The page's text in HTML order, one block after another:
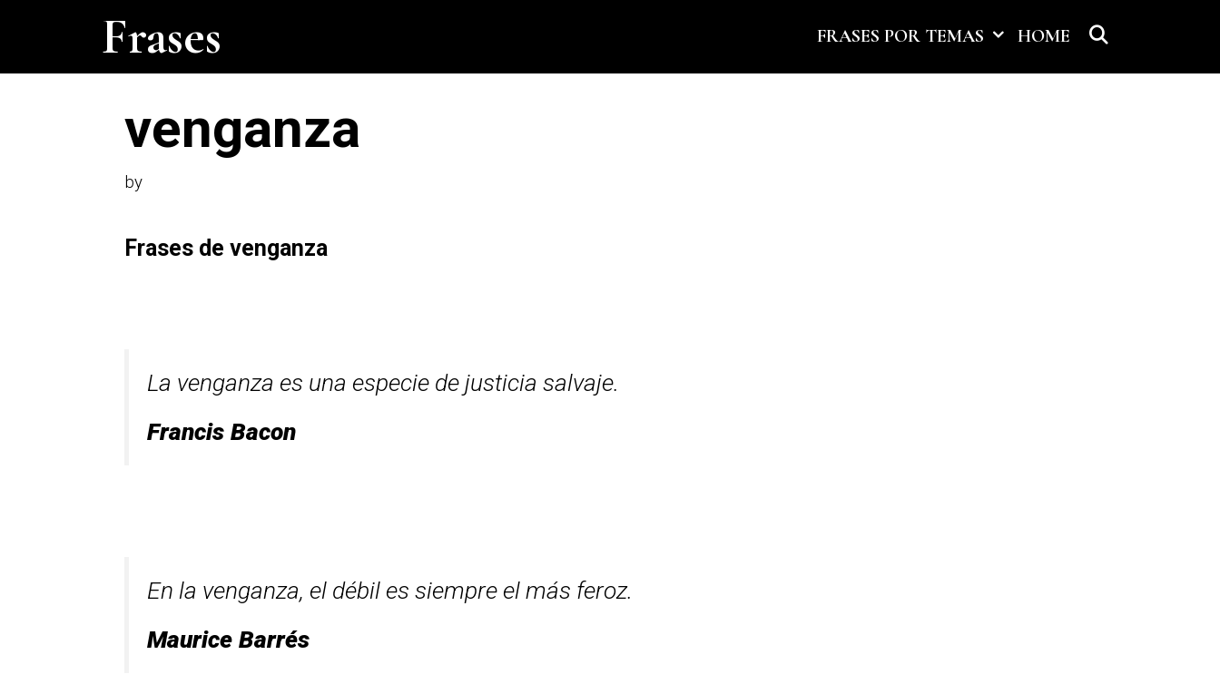
Frases FRASES POR TEMAS HOME
venganza
by
Frases de venganza
La venganza es una especie de justicia salvaje.
Francis Bacon
En la venganza, el débil es siempre el más feroz.
Maurice Barrés